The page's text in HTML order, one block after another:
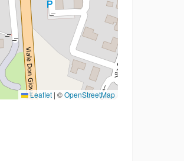
Leaflet | ©OpenStreetMap